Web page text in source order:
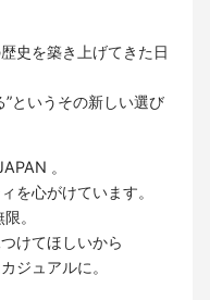
史を築き上げてきた日
というその新しい選び
。
を心がけています。
。
けてほしいから
ジュアルに。